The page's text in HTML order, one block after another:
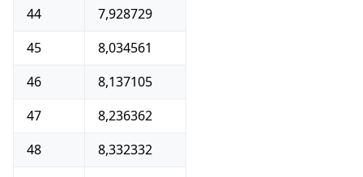
44
7,928729
45
8,034561
46
8,137105
47
8,236362
48
8,332332